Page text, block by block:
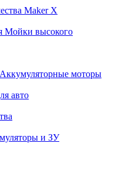
Maker X
Мойки высокого
Аккумуляторные моторы
авто
и ЗУ